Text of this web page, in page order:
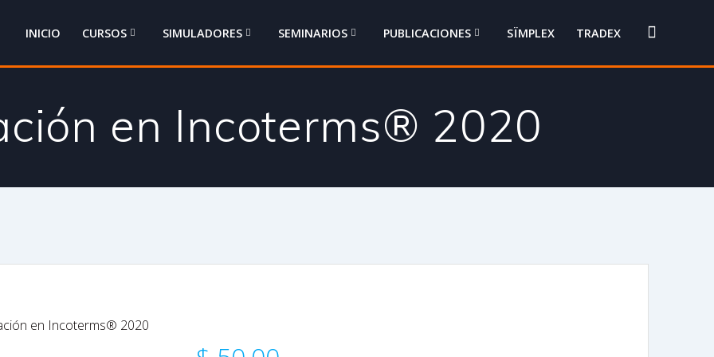
INICIO CURSOS SIMULADORES SEMINARIOS PUBLICACIONES SÏMPLEX TRADEX
en Incoterms® 2020
en Incoterms® 2020